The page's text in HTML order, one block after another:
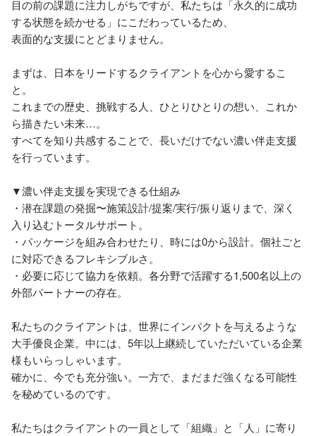
目の前の課題に注力しがちですが、私たちは「永久的に成功
する状態を続かせる」にこだわっているため、
表面的な支援にとどまりません。
まずは、日本をリードするクライアントを心から愛するこ
と。
これまでの歴史、挑戦する人、ひとりひとりの想い、これか
ら描きたい未来…。
すべてを知り共感することで、長いだけでない濃い伴走支援
を行っています。
▼濃い伴走支援を実現できる仕組み
・潜在課題の発掘〜施策設計/提案/実行/振り返りまで、深く
入り込むトータルサポート。
・パッケージを組み合わせたり、時には0から設計。個社ごと
に対応できるフレキシブルさ。
・必要に応じて協力を依頼。各分野で活躍する1,500名以上の
外部パートナーの存在。
私たちのクライアントは、世界にインパクトを与えるような
大手優良企業。中には、5年以上継続していただいている企業
様もいらっしゃいます。
確かに、今でも充分強い。一方で、まだまだ強くなる可能性
を秘めているのです。
私たちはクライアントの一員として「組織」と「人」に寄り